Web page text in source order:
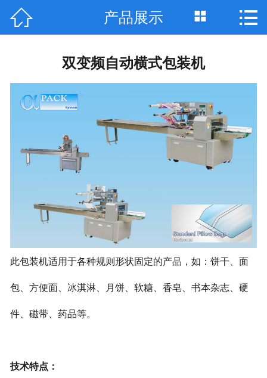
网站首页
产品展示
技术支持
案例展示
联系我们
English
 产品展示  
双变频自动横式包装机
此包装机适用于各种规则形状固定的产品 ， 如 ： 饼干、面
包、方便面、冰淇淋、月饼、软糖、香皂、书本杂志、硬
件、磁带、药品等。
技术特点：